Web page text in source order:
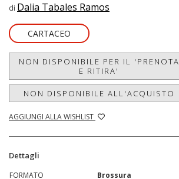
di Dalia Tabales Ramos
CARTACEO
NON DISPONIBILE PER IL 'PRENOTA
E RITIRA'
NON DISPONIBILE ALL'ACQUISTO
AGGIUNGI ALLA WISHLIST
Dettagli
FORMATO
Brossura